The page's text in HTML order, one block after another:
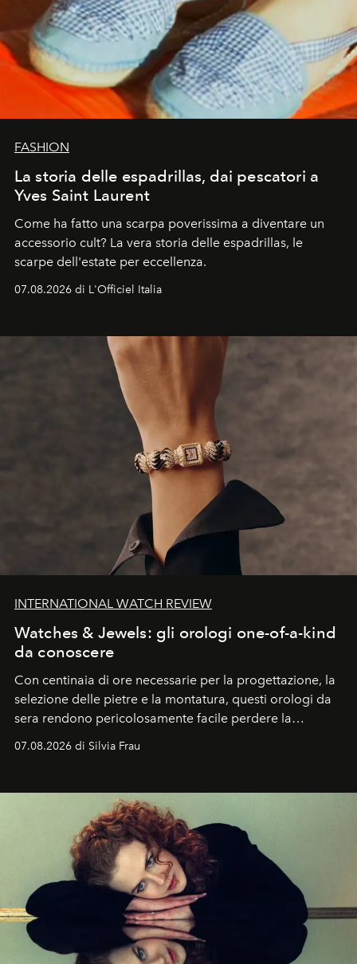
FASHION
La storia delle espadrillas, dai pescatori a
Yves Saint Laurent
Come ha fatto una scarpa poverissima a diventare un
accessorio cult? La vera storia delle espadrillas, le
scarpe dell'estate per eccellenza.
07.08.2026 di L'Officiel Italia
INTERNATIONAL WATCH REVIEW
Watches & Jewels: gli orologi one-of-a-kind
da conoscere
Con centinaia di ore necessarie per la progettazione, la
selezione delle pietre e la montatura, questi orologi da
sera rendono pericolosamente facile perdere la
cognizione del tempo. Ma con quadranti così
07.08.2026 di Silvia Frau